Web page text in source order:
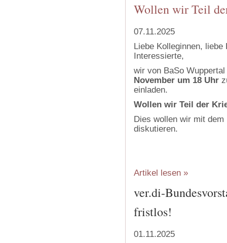
Wollen wir Teil
07.11.2025
Liebe Kolleginnen,
Interessierte,
wir von BaSo
November um 18 Uhr
einladen.
Wollen wir Teil der
Dies wollen wir mit
diskutieren.
Artikel lesen »
ver.di-
fristlos!
01.11.2025